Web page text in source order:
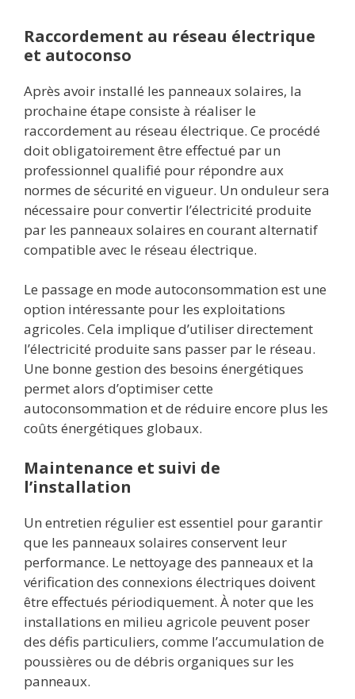
Raccordement au réseau électrique
et autoconso
Après avoir installé les panneaux solaires, la
prochaine étape consiste à réaliser le
raccordement au réseau électrique. Ce procédé
doit obligatoirement être effectué par un
professionnel qualifié pour répondre aux
normes de sécurité en vigueur. Un onduleur sera
nécessaire pour convertir l’électricité produite
par les panneaux solaires en courant alternatif
compatible avec le réseau électrique.
Le passage en mode autoconsommation est une
option intéressante pour les exploitations
agricoles. Cela implique d’utiliser directement
l’électricité produite sans passer par le réseau.
Une bonne gestion des besoins énergétiques
permet alors d’optimiser cette
autoconsommation et de réduire encore plus les
coûts énergétiques globaux.
Maintenance et suivi de
l’installation
Un entretien régulier est essentiel pour garantir
que les panneaux solaires conservent leur
performance. Le nettoyage des panneaux et la
vérification des connexions électriques doivent
être effectués périodiquement. À noter que les
installations en milieu agricole peuvent poser
des défis particuliers, comme l’accumulation de
poussières ou de débris organiques sur les
panneaux.